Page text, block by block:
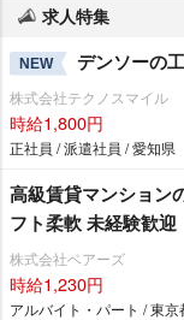
求人特集
NEW デンソーの
株式会社テクノスマイル
時給1,800円
正社員 / 派遣社員 / 愛知県
高級賃貸マンション
フト柔軟 未経験歓迎
株式会社ベアーズ
時給1,230円
アルバイト・パート / 東京